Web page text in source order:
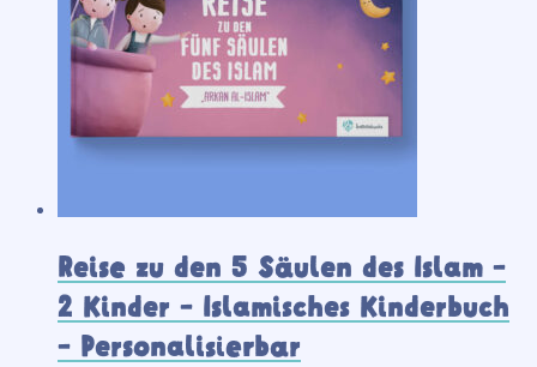
Reise zu den 5 Säulen des Islam –
2 Kinder – Islamisches Kinderbuch
– Personalisierbar